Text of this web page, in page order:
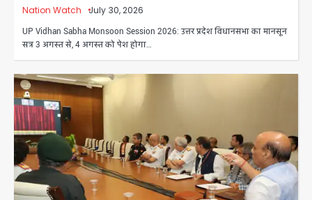
Nation Watch
July 30, 2026
UP Vidhan Sabha Monsoon Session 2026: उत्तर प्रदेश विधानसभा का मानसून
सत्र 3 अगस्त से, 4 अगस्त को पेश होगा…